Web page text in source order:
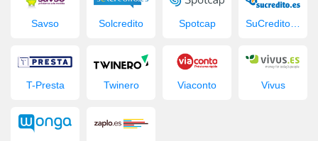
Savso Solcredito Spotcap SuCredito.es
T-Presta Twinero Viaconto Vivus